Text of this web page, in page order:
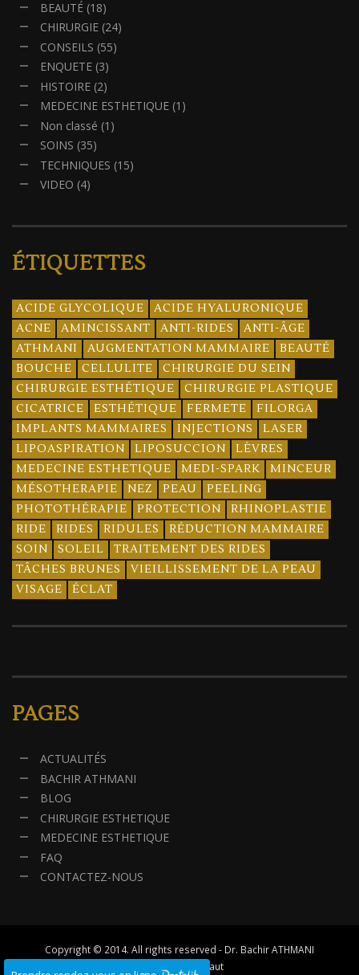
BEAUTÉ (18)
CHIRURGIE (24)
CONSEILS (55)
ENQUETE (3)
HISTOIRE (2)
MEDECINE ESTHETIQUE (1)
Non classé (1)
SOINS (35)
TECHNIQUES (15)
VIDEO (4)
ÉTIQUETTES
ACIDE GLYCOLIQUE
ACIDE HYALURONIQUE
ACNE
AMINCISSANT ANTI-RIDES
ANTI-ÂGE
ATHMANI
AUGMENTATION MAMMAIRE
BEAUTÉ
BOUCHE
CELLULITE
CHIRURGIE DU SEIN
CHIRURGIE ESTHÉTIQUE
CHIRURGIE PLASTIQUE
CICATRICE
ESTHÉTIQUE FERMETE
FILORGA
IMPLANTS MAMMAIRES
INJECTIONS
LASER
LIPOASPIRATION
LIPOSUCCION
LÈVRES
MEDECINE ESTHETIQUE
MEDI-SPARK
MINCEUR
MÉSOTHERAPIE
NEZ PEAU
PEELING
PHOTOTHÉRAPIE
PROTECTION
RHINOPLASTIE
RIDE
RIDES RIDULES
RÉDUCTION MAMMAIRE
SOIN
SOLEIL
TRAITEMENT DES RIDES
TÂCHES BRUNES
VIEILLISSEMENT DE LA PEAU
VISAGE
ÉCLAT
PAGES
ACTUALITÉS
BACHIR ATHMANI
BLOG
CHIRURGIE ESTHETIQUE
MEDECINE ESTHETIQUE
FAQ
CONTACTEZ-NOUS
Copyright © 2014. All rights reserved - Dr. Bachir ATHMANI
↑ Remonter en haut